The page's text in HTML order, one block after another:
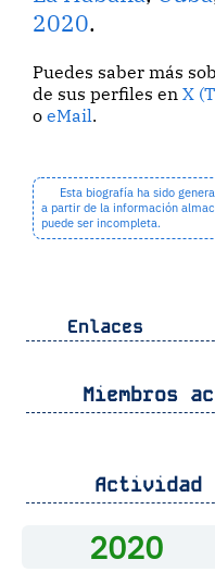
2020.
Puedes saber más
de sus perfiles enX
oeMail.
Esta biografía ha sido
a partir de la información
puede ser incompleta.
Enlaces
Miembros
Actividad
2020